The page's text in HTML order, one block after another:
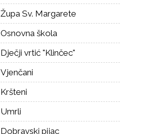
Župa Sv. Margarete
Osnovna škola
Dječji vrtić "Klinčec"
Vjenčani
Kršteni
Umrli
Dobravski pijac